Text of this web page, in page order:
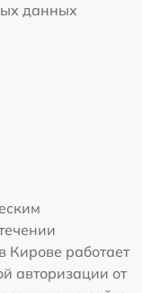
данных
Кирове работает
авторизации от